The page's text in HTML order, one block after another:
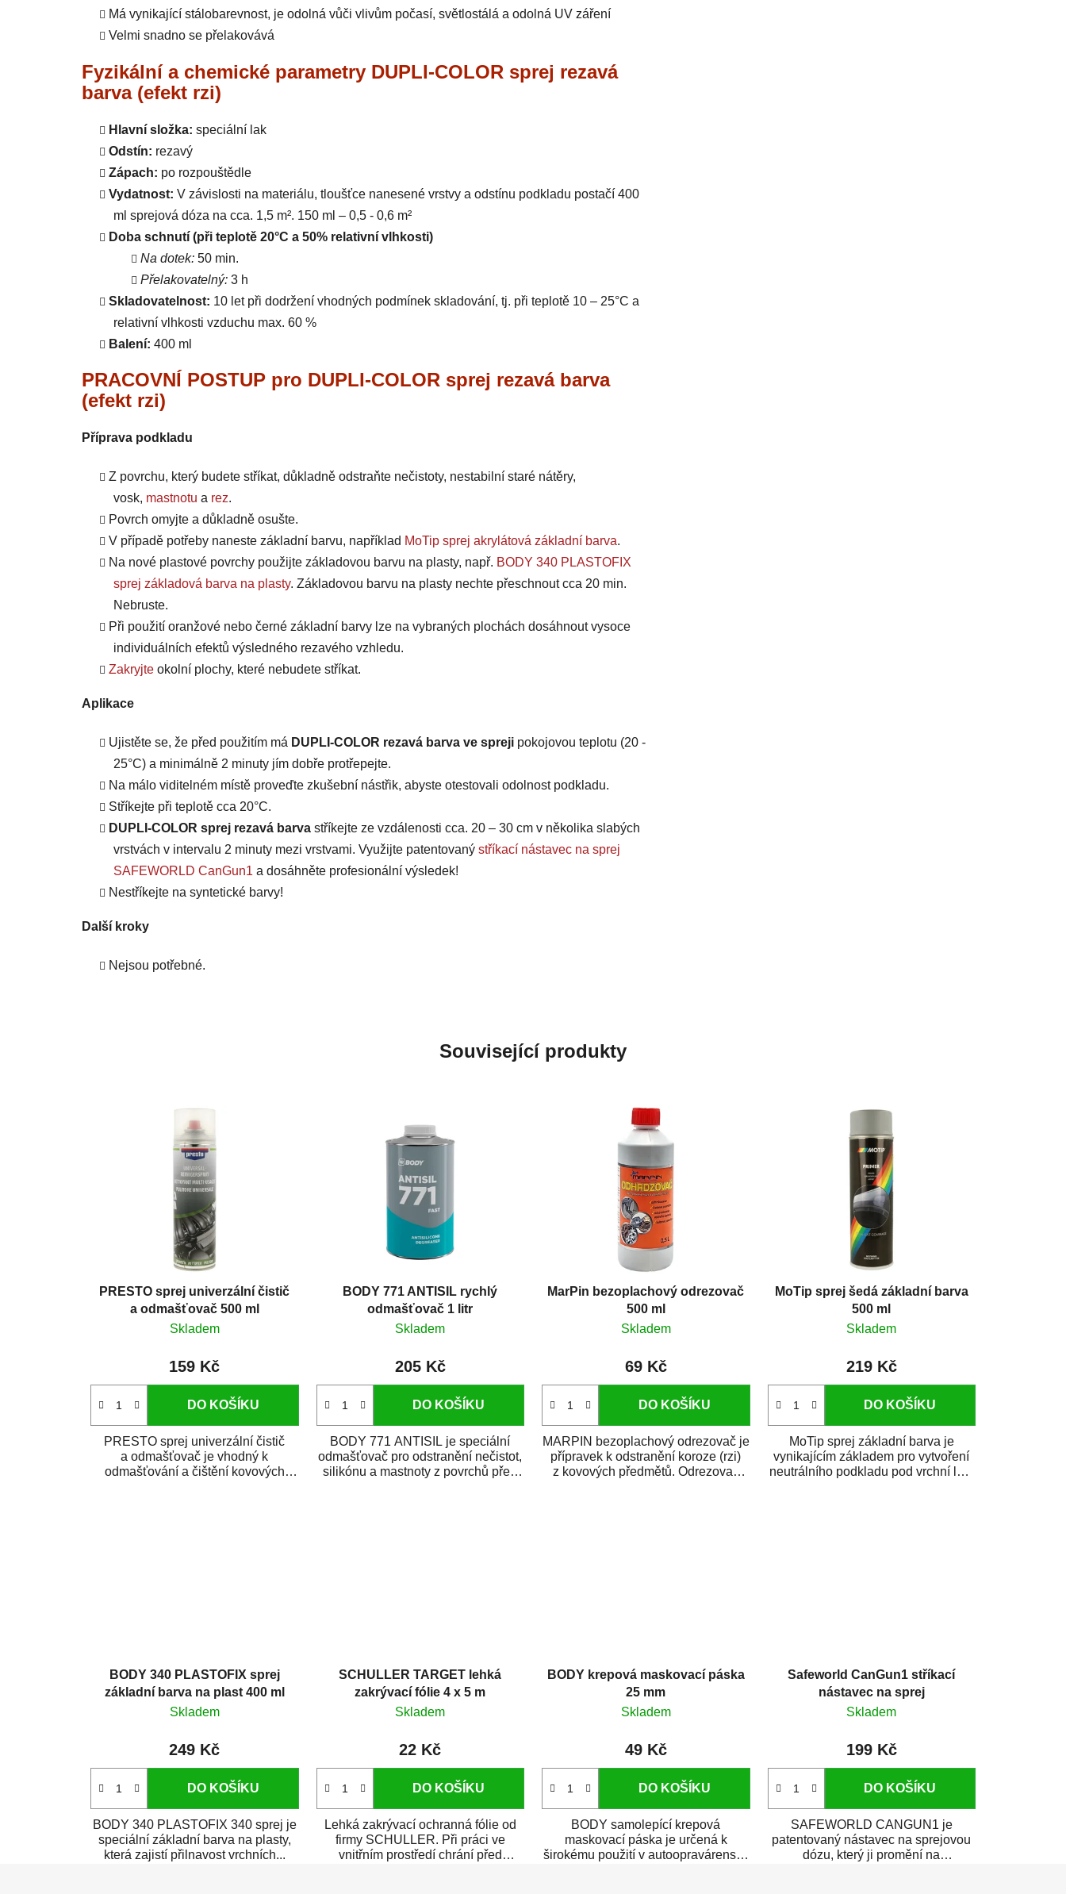
Má vynikající stálobarevnost, je odolná vůči vlivům počasí, světlostálá a odolná UV záření
Velmi snadno se přelakovává
Fyzikální a chemické parametry DUPLI-COLOR sprej rezavá
barva (efekt rzi)
Hlavní složka: speciální lak
Odstín: rezavý
Zápach: po rozpouštědle
Vydatnost: V závislosti na materiálu, tloušťce nanesené vrstvy a odstínu podkladu postačí 400
ml sprejová dóza na cca. 1,5 m². 150 ml – 0,5 - 0,6 m²
Doba schnutí (při teplotě 20°C a 50% relativní vlhkosti)
Na dotek: 50 min.
Přelakovatelný: 3 h
Skladovatelnost: 10 let při dodržení vhodných podmínek skladování, tj. při teplotě 10 – 25°C a
relativní vlhkosti vzduchu max. 60 %
Balení: 400 ml
PRACOVNÍ POSTUP pro DUPLI-COLOR sprej rezavá barva
(efekt rzi)
Příprava podkladu
Z povrchu, který budete stříkat, důkladně odstraňte nečistoty, nestabilní staré nátěry,
vosk, mastnotu a rez.
Povrch omyjte a důkladně osušte.
V případě potřeby naneste základní barvu, například MoTip sprej akrylátová základní barva.
Na nové plastové povrchy použijte základovou barvu na plasty, např. BODY 340 PLASTOFIX
sprej základová barva na plasty. Základovou barvu na plasty nechte přeschnout cca 20 min.
Nebruste.
Při použití oranžové nebo černé základní barvy lze na vybraných plochách dosáhnout vysoce
individuálních efektů výsledného rezavého vzhledu.
Zakryjte okolní plochy, které nebudete stříkat.
Aplikace
Ujistěte se, že před použitím má DUPLI-COLOR rezavá barva ve spreji pokojovou teplotu (20 -
25°C) a minimálně 2 minuty jím dobře protřepejte.
Na málo viditelném místě proveďte zkušební nástřik, abyste otestovali odolnost podkladu.
Stříkejte při teplotě cca 20°C.
DUPLI-COLOR sprej rezavá barva stříkejte ze vzdálenosti cca. 20 – 30 cm v několika slabých
vrstvách v intervalu 2 minuty mezi vrstvami. Využijte patentovaný stříkací nástavec na sprej
SAFEWORLD CanGun1 a dosáhněte profesionální výsledek!
Nestříkejte na syntetické barvy!
Další kroky
Nejsou potřebné.
Související produkty
PRESTO sprej univerzální čistič
a odmašťovač 500 ml
Skladem
159 Kč
DO KOŠÍKU
PRESTO sprej univerzální čistič
a odmašťovač je vhodný k
odmašťování a čištění kovových
BODY 771 ANTISIL rychlý
odmašťovač 1 litr
Skladem
205 Kč
DO KOŠÍKU
BODY 771 ANTISIL je speciální
odmašťovač pro odstranění nečistot,
silikónu a mastnoty z povrchů před
MarPin bezoplachový odrezovač
500 ml
Skladem
69 Kč
DO KOŠÍKU
MARPIN bezoplachový odrezovač je
přípravek k odstranění koroze (rzi)
z kovových předmětů. Odrezovač
MoTip sprej šedá základní barva
500 ml
Skladem
219 Kč
DO KOŠÍKU
MoTip sprej základní barva je
vynikajícím základem pro vytvoření
neutrálního podkladu pod vrchní lak.
BODY 340 PLASTOFIX sprej
základní barva na plast 400 ml
Skladem
249 Kč
DO KOŠÍKU
BODY 340 PLASTOFIX 340 sprej je
speciální základní barva na plasty,
která zajistí přilnavost vrchních...
SCHULLER TARGET lehká
zakrývací fólie 4 x 5 m
Skladem
22 Kč
DO KOŠÍKU
Lehká zakrývací ochranná fólie od
firmy SCHULLER. Při práci ve
vnitřním prostředí chrání před
BODY krepová maskovací páska
25 mm
Skladem
49 Kč
DO KOŠÍKU
BODY samolepící krepová
maskovací páska je určená k
širokému použití v autoopravárenství
Safeworld CanGun1 stříkací
nástavec na sprej
Skladem
199 Kč
DO KOŠÍKU
SAFEWORLD CANGUN1 je
patentovaný nástavec na sprejovou
dózu, který ji promění na